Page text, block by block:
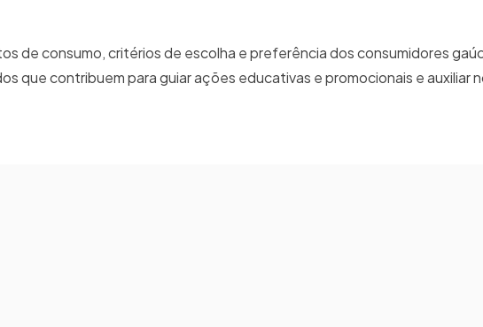
de consumo, critérios de escolha e preferência dos consumidores
que contribuem para guiar ações educativas e promocionais e auxiliar